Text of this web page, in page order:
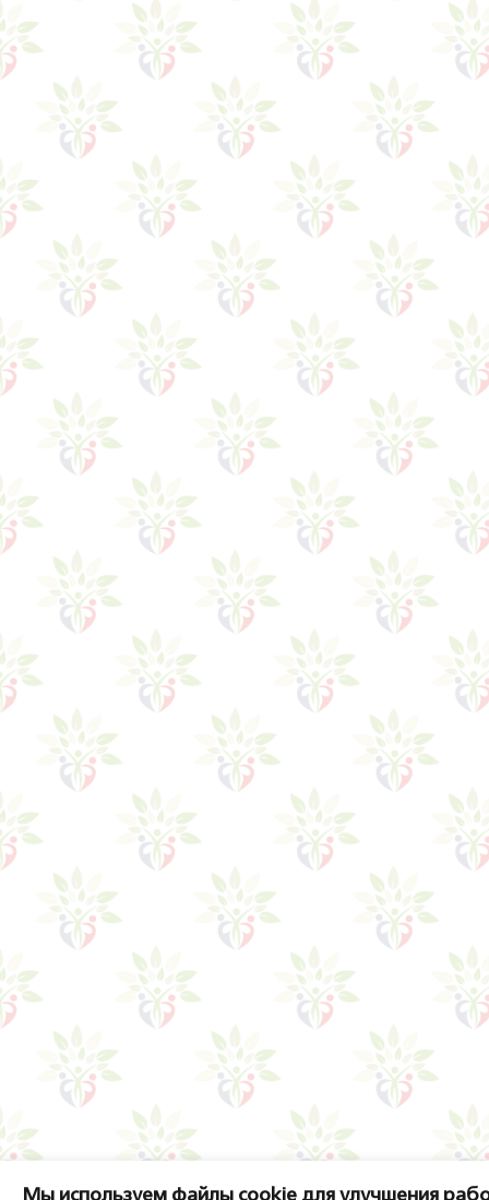
Мы используем файлы cookie для улучшения